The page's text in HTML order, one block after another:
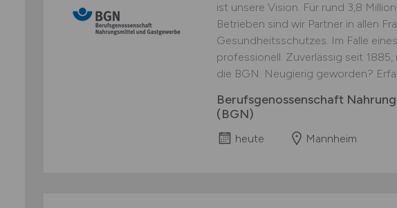
ist unsere Vision. Für rund 3,8
Betrieben sind wir Partner in allen
Gesundheitsschutzes. Im Falle
professionell. Zuverlässig seit
die BGN. Neugierig geworden?
Berufsgenossenschaft
(BGN)
heute Mannheim